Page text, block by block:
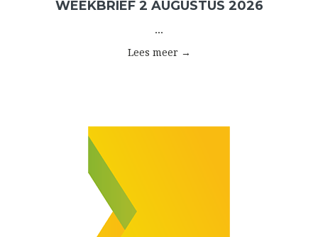
WEEKBRIEF 2 AUGUSTUS 2026
...
Lees meer →